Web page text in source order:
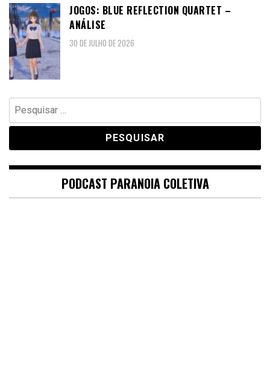
JOGOS: BLUE REFLECTION QUARTET –
ANÁLISE
30 DE JULHO DE 2026
Pesquisar
por:
PODCAST PARANOIA COLETIVA